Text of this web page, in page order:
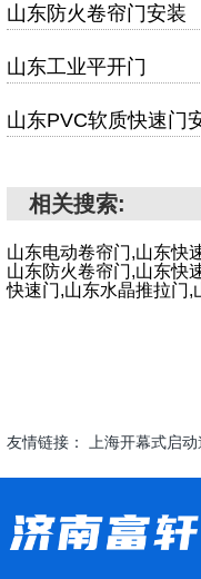
山东防火卷帘门安装
山东工业平开门
山东PVC软质快速门
相关搜索:
山东电动卷帘门,山东快
山东防火卷帘门,山东快
快速门,山东水晶推拉门,
友情链接： 上海开幕式启